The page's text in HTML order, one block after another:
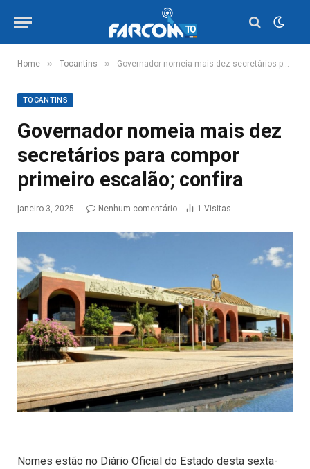
Home » Tocantins » Governador nomeia mais dez secretários para compor primeiro escalão; confira
TOCANTINS
Governador nomeia mais dez
secretários para compor
primeiro escalão; confira
janeiro 3, 2025 Nenhum comentário 1 Visitas
Nomes estão no Diário Oficial do Estado desta sexta-